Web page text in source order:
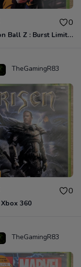
0
Dragon Ball Z : Burst Limit Xbox 360
TheGamingR83
0
360
TheGamingR83